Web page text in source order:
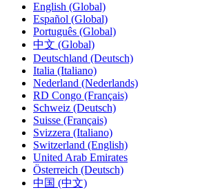
English (Global)
Español (Global)
Português (Global)
中文 (Global)
Deutschland (Deutsch)
Italia (Italiano)
Nederland (Nederlands)
RD Congo (Français)
Schweiz (Deutsch)
Suisse (Français)
Svizzera (Italiano)
Switzerland (English)
United Arab Emirates
Österreich (Deutsch)
中国 (中文)